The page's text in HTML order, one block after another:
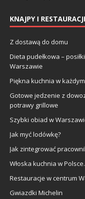
KNAJPY I
Z dostawą do domu
Dieta pudełkowa –
Warszawie
Piękna kuchnia w
Gotowe jedzenie z
potrawy grillowe
Szybki obiad w
Jak myć lodówkę?
Jak zintegrować
Włoska kuchnia w
Restauracje w centrum
Gwiazdki Michelin